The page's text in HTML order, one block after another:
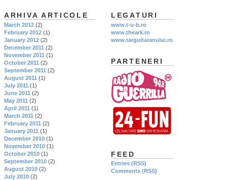
LEGATURI
www.t-u-b.ro
www.theark.ro
www.targultaranului.ro
PARTENERI
FEED
Entries (RSS)
Comments (RSS)
ARHIVA ARTICOLE
March 2012 (2)
February 2012 (1)
January 2012 (2)
December 2011 (2)
November 2011 (1)
October 2011 (2)
September 2011 (2)
August 2011 (1)
July 2011 (1)
June 2011 (2)
May 2011 (2)
April 2011 (1)
March 2011 (2)
February 2011 (2)
January 2011 (1)
December 2010 (1)
November 2010 (1)
October 2010 (1)
September 2010 (2)
August 2010 (2)
July 2010 (2)